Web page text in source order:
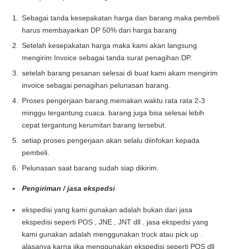
Sebagai tanda kesepakatan harga dan barang maka pembeli
harus membayarkan DP 50% dari harga barang
Setelah kesepakatan harga maka kami akan langsung
mengirim Invoice sebagai tanda surat penagihan DP.
setelah barang pesanan selesai di buat kami akam mengirim
invoice sebagai penagihan pelunasan barang.
Proses pengerjaan barang memakan waktu rata rata 2-3
minggu tergantung cuaca. barang juga bisa selesai lebih
cepat tergantung kerumitan barang tersebut.
setiap proses pengerjaan akan selalu diinfokan kepada
pembeli.
Pelunasan saat barang sudah siap dikirim.
Pengiriman / jasa ekspedsi
ekspedisi yang kami gunakan adalah bukan dari jasa
ekspedisi seperti POS , JNE , JNT dll . jasa ekspedsi yang
kami gunakan adalah menggunakan truck atau pick up .
alasanya karna jika menggunakan ekspedisi seperti POS dll